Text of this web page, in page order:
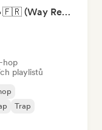
RAP FRANÇAIS 2026 🔥🇫🇷 (Way Records)
hop
playlistů
Trap